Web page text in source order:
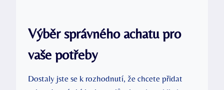
Výběr správného achatu pro
vaše potřeby
Dostaly jste se k rozhodnutí, že chcete přidat